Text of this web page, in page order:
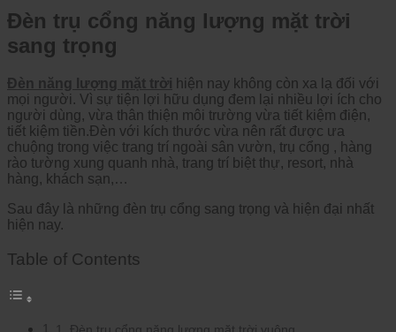
Đèn trụ cổng năng lượng mặt trời
sang trọng
Đèn năng lượng mặt trời hiện nay không còn xa lạ đối với
mọi người. Vì sự tiện lợi hữu dụng đem lại nhiều lợi ích cho
người dùng, vừa thân thiện môi trường vừa tiết kiệm điện,
tiết kiệm tiền.Đèn với kích thước vừa nên rất được ưa
chuộng trong việc trang trí ngoài sân vườn, trụ cổng , hàng
rào tường xung quanh nhà, trang trí biệt thự, resort, nhà
hàng, khách sạn,…
Sau đây là những đèn trụ cổng sang trọng và hiện đại nhất
hiện nay.
Table of Contents